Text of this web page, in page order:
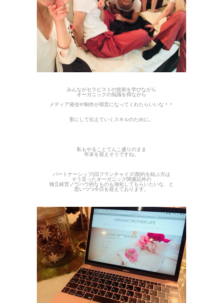
みんながセラピストの技術を学びながら
オーガニックの知識を得ながら
メディア発信や制作が得意になってくれたらいいな＾＾
形にして伝えていくスキルのために。
私もやることてんこ盛りのまま
年末を迎えそうですね。
パートナーシップ(旧フランチャイズ)契約を結ぶ方は
そう言ったオーガニック関連以外の
独立経営ノウハウ的なものも強化してもらいたいな、と
思いつつ今日を迎えております。